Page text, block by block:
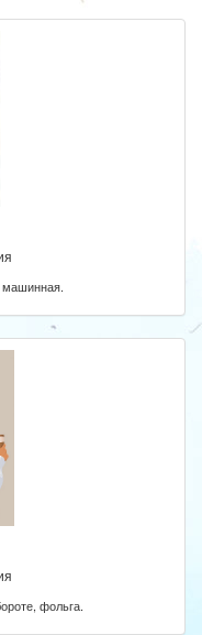
машинная.
фольга.